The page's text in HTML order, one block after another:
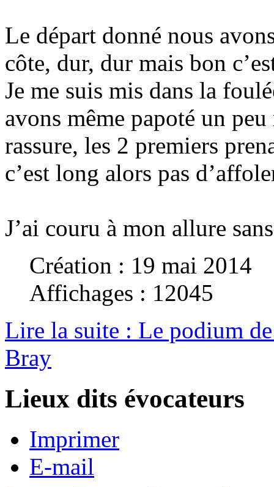
Le départ donné nous
côte, dur, dur mais bon
Je me suis mis dans la
avons même papoté un
rassure, les 2 premiers
c’est long alors pas
J’ai couru à mon allure
Création : 19 mai 2014
Affichages : 12045
Lire la suite : Le podium
Bray
Lieux dits évocateurs
Imprimer
E-mail